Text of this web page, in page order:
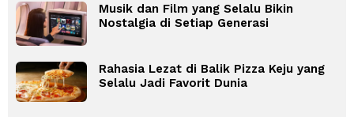
Musik dan Film yang Selalu Bikin
Nostalgia di Setiap Generasi
Rahasia Lezat di Balik Pizza Keju yang
Selalu Jadi Favorit Dunia